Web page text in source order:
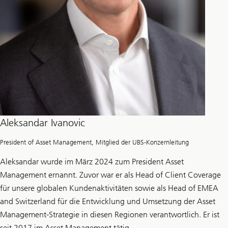
Aleksandar Ivanovic
President of Asset Management, Mitglied der UBS-Konzernleitung
Aleksandar wurde im März 2024 zum President Asset
Management ernannt. Zuvor war er als Head of Client Coverage
für unsere globalen Kundenaktivitäten sowie als Head of EMEA
and Switzerland für die Entwicklung und Umsetzung der Asset
Management-Strategie in diesen Regionen verantwortlich. Er ist